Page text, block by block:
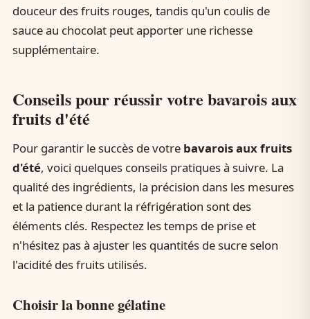
douceur des fruits rouges, tandis qu'un coulis de
sauce au chocolat peut apporter une richesse
supplémentaire.
Conseils pour réussir votre bavarois aux
fruits d'été
Pour garantir le succès de votre bavarois aux fruits
d'été, voici quelques conseils pratiques à suivre. La
qualité des ingrédients, la précision dans les mesures
et la patience durant la réfrigération sont des
éléments clés. Respectez les temps de prise et
n'hésitez pas à ajuster les quantités de sucre selon
l'acidité des fruits utilisés.
Choisir la bonne gélatine